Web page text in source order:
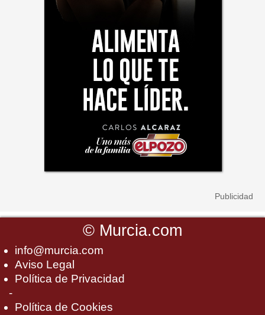
© Murcia.com
info@murcia.com
Aviso Legal
Política de Privacidad
-
Política de Cookies